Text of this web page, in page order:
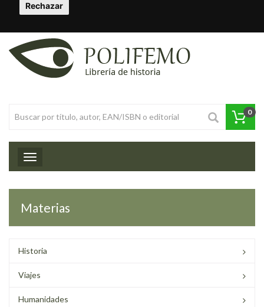
Rechazar
0
Toggle navigation
Materias
Historia
Viajes
Humanidades